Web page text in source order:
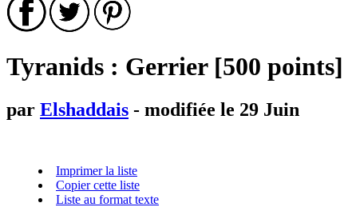
Tyranids : Gerrier [500 points]
par Elshaddais - modifiée le 29 Juin
Imprimer la liste
Copier cette liste
Liste au format texte